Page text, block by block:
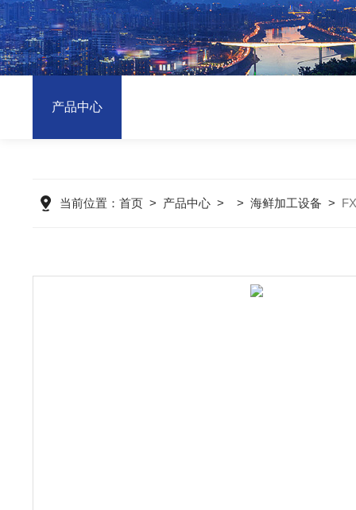
产品中心
当前位置： 首页> 产品中心> > 海鲜加工设备 >